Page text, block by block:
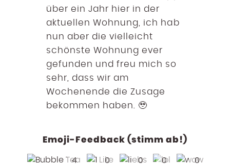
über ein Jahr hier in der
aktuellen Wohnung, ich hab
nun aber die vielleicht
schönste Wohnung ever
gefunden und freu mich so
sehr, dass wir am
Wochenende die Zusage
bekommen haben. 🥹
Emoji-Feedback (stimm ab!)